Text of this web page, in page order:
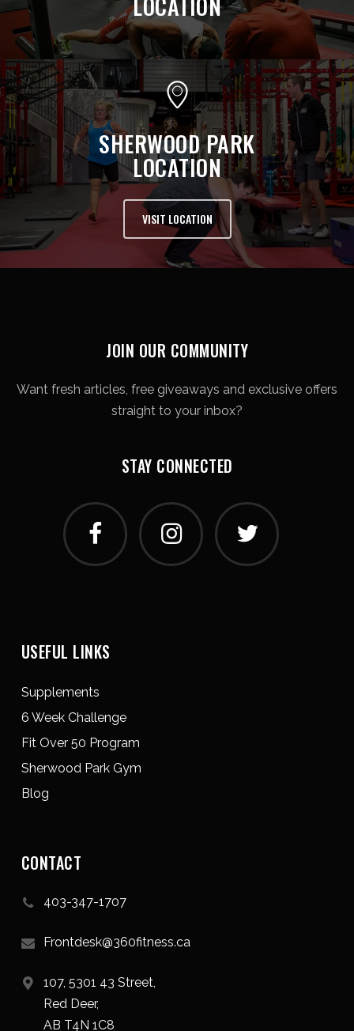
SHERWOOD PARK
LOCATION
VISIT LOCATION
JOIN OUR COMMUNITY
Want fresh articles, free giveaways and exclusive offers
straight to your inbox?
STAY CONNECTED
USEFUL LINKS
Supplements
6 Week Challenge
Fit Over 50 Program
Sherwood Park Gym
Blog
CONTACT
403-347-1707
Frontdesk@360fitness.ca
107, 5301 43 Street,
Red Deer,
AB T4N 1C8